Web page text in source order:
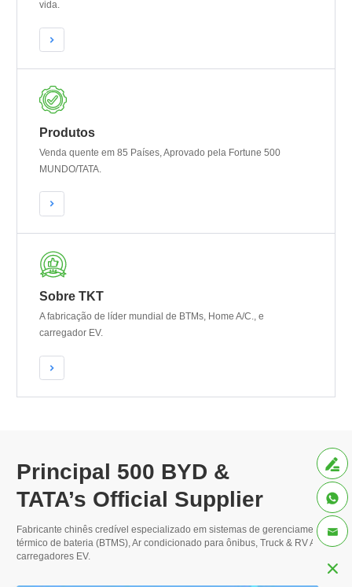
vida.


Produtos
Venda quente em 85 Países, Aprovado pela Fortune 500
MUNDO/TATA.


Sobre TKT
A fabricação de líder mundial de BTMs, Home A/C., e
carregador EV.

Principal 500 BYD &
TATA’s Official Supplier
Mais
Fabricante chinês credível especializado em sistemas de gerenciamento
térmico de bateria (BTMS), Ar condicionado para ônibus, Truck & RV A/C, e
carregadores EV.



